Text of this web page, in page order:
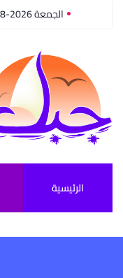
الجمعة 2026-08-07
الرئيسية